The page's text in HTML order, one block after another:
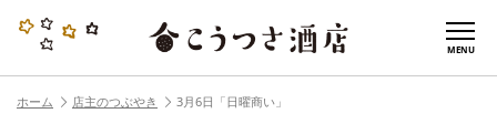
MENU
ホーム 店主のつぶやき 3月6日「日曜商い」